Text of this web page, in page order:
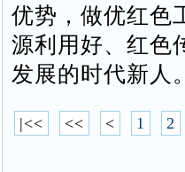
优势，做优红色
源利用好、红色
发展的时代新人。
|<< << < 1 2